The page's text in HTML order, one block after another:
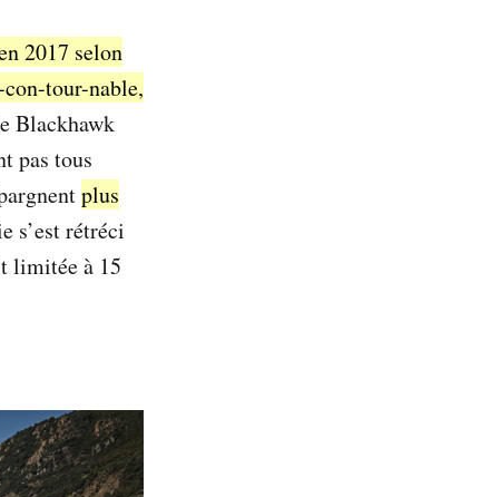
2017 selon
tour-nable,
Blackhawk
pas tous
plus
s’est rétréci
limitée à 15